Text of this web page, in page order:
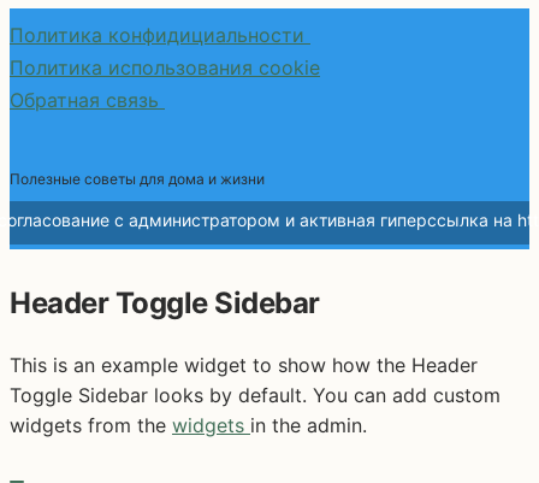
Политика конфидициальности
Политика использования cookie
Обратная связь
Полезные советы для дома и жизни
Header Toggle Sidebar
This is an example widget to show how the Header
Toggle Sidebar looks by default. You can add custom
widgets from the widgets in the admin.